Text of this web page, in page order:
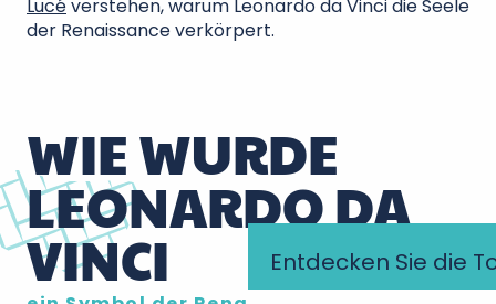
Entdecken Sie die
Lucéverstehen, warum Leonardo da Vinci die Seele
der Renaissance verkörpert.
WIE WURDE
LEONARDO DA
VINCI